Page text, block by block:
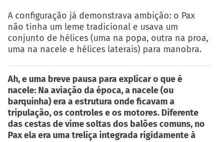
A configuração já demonstrava ambição: o Pax
não tinha um leme tradicional e usava um
conjunto de hélices (uma na popa, outra na proa,
uma na nacele e hélices laterais) para manobra.
Ah, e uma breve pausa para explicar o que é
nacele: Na aviação da época, a nacele (ou
barquinha) era a estrutura onde ficavam a
tripulação, os controles e os motores. Diferente
das cestas de vime soltas dos balões comuns, no
Pax ela era uma treliça integrada rigidamente à